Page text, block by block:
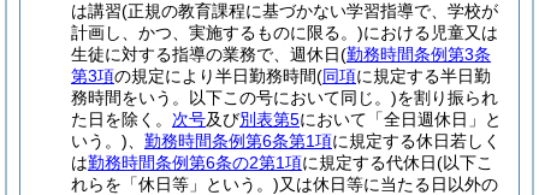
は講習(正規の教育課程に基づかない学習指導で、学校が
計画し、かつ、実施するものに限る。)における児童又は
生徒に対する指導の業務で、週休日(勤務時間条例第3条
第3項の規定により半日勤務時間(同項に規定する半日勤
務時間をいう。以下この号において同じ。)を割り振られ
た日を除く。 次号及び別表第5において「全日週休日」と
いう。)
勤務時間条例第6条第1項に規定する休日若しく
は勤務時間条例第6条の2第1項に規定する代休日(以下こ
れらを「休日等」という。)又は休日等に当たる日以外の